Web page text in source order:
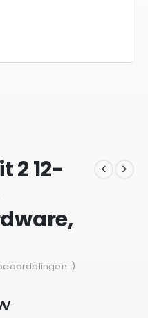
2 12-
)